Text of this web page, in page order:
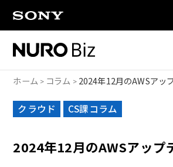
ホーム コラム 2024年12月のAWSアッ
クラウド CS課コラム
2024年12月のAWSアップ